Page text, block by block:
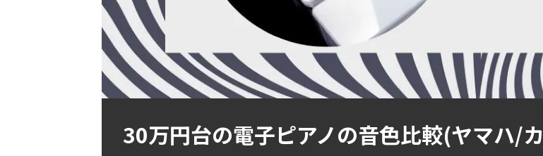
30万円台の電子ピアノの音色比較(ヤマハ/